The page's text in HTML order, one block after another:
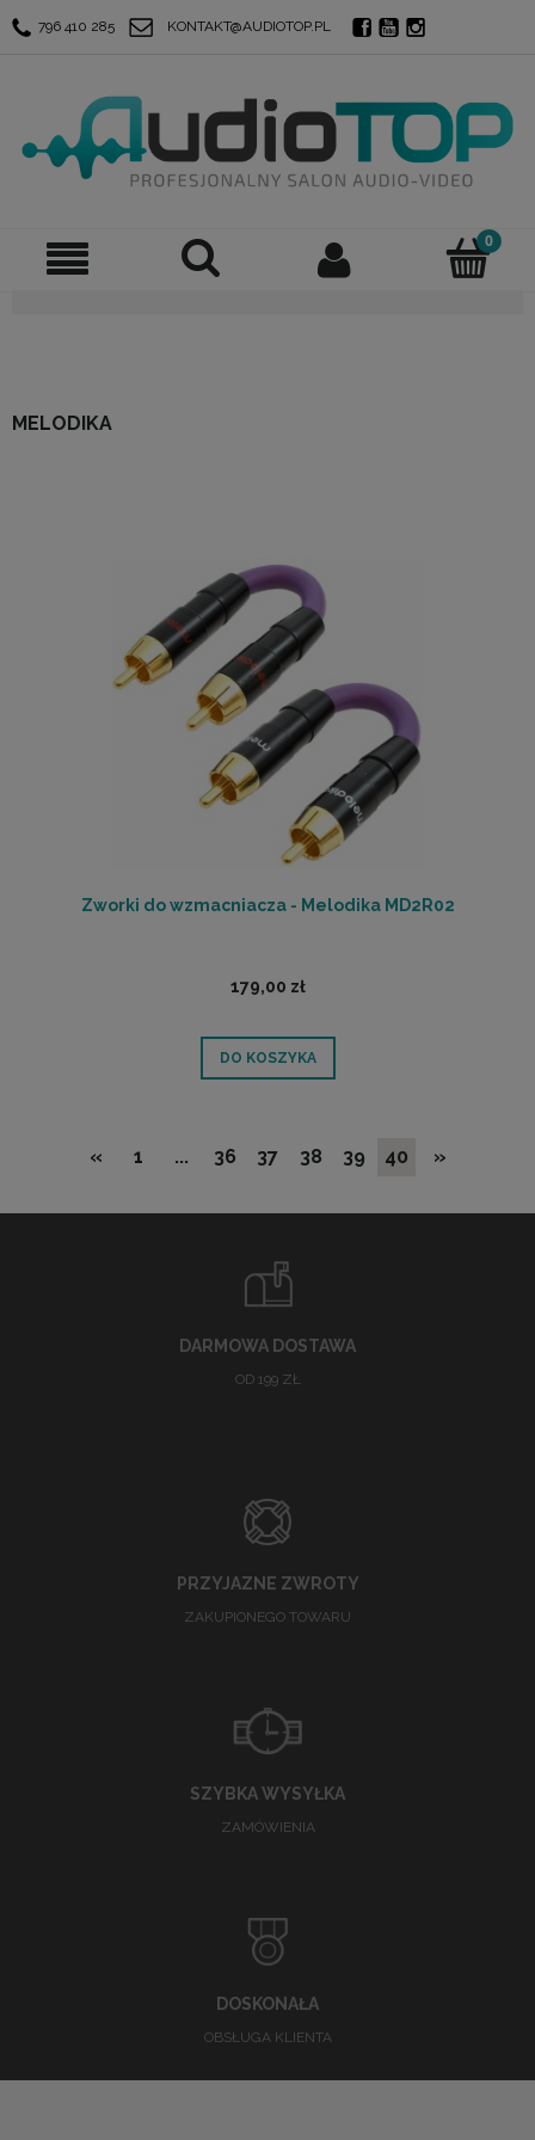
796 410 285 KONTAKT@AUDIOTOP.PL
MELODIKA
Zworki do wzmacniacza - Melodika MD2R02
179,00 zł
DO KOSZYKA
« 1 ... 36 37 38 39 40 »
DARMOWA DOSTAWA
OD 199 ZŁ
PRZYJAZNE ZWROTY
ZAKUPIONEGO TOWARU
SZYBKA WYSYŁKA
ZAMÓWIENIA
DOSKONAŁA
OBSŁUGA KLIENTA